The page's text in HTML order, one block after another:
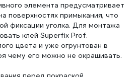
элемента предусматривает
поверхностях примыкания, что
фиксации уголка. Для монтажа
клей Superfix Prof.
цвета и уже огрунтован в
чему его можно не окрашивать.